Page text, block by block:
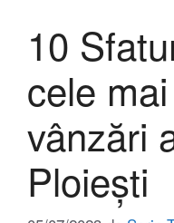
10
cele
vânzări
Ploiești